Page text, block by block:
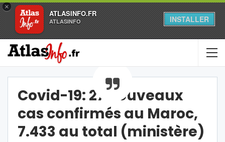
×
ATLASINFO.FR
ATLASINFO INSTALLER
Covid-19: 27 nouveaux
cas confirmés au Maroc,
7.433 au total (ministère)